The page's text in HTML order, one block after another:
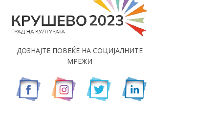
ДОЗНАЈТЕ ПОВЕЌЕ НА СОЦИЈАЛНИТЕ
МРЕЖИ